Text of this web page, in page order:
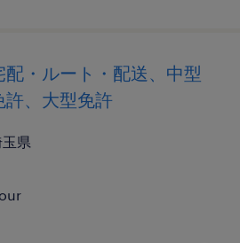
・ルート・配送、中型
許、大型免許
県